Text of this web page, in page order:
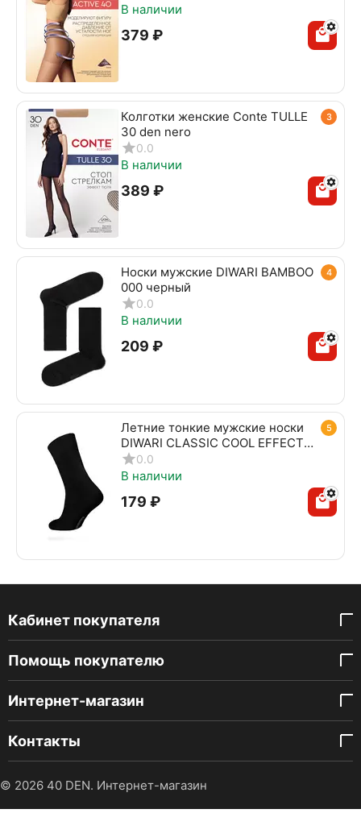
В наличии
‍379‍ ₽
3
Колготки женские Conte TULLE
30 den nero
0.0
В наличии
‍389‍ ₽
4
Носки мужские DIWARI BAMBOO
000 черный
0.0
В наличии
‍209‍ ₽
5
Летние тонкие мужские носки
DIWARI CLASSIC COOL EFFECT
010 черный
0.0
В наличии
‍179‍ ₽
Кабинет покупателя
Помощь покупателю
Интернет-магазин
Контакты
© 2026 40 DEN. Интернет-магазин